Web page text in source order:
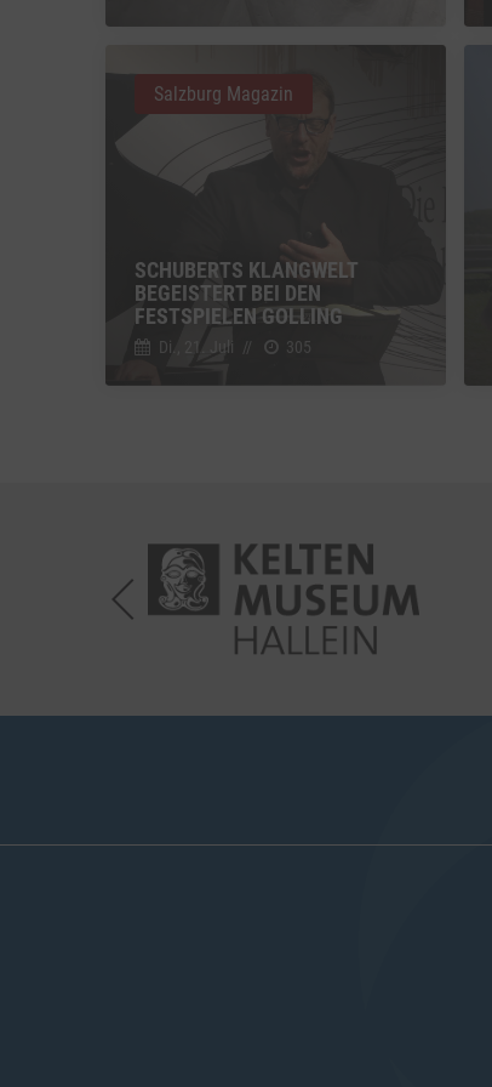
SCHUBERTS KLANGWELT
BEGEISTERT BEI DEN
FESTSPIELEN GOLLING
Di., 21. Juli // 305
Salzburg Magazin